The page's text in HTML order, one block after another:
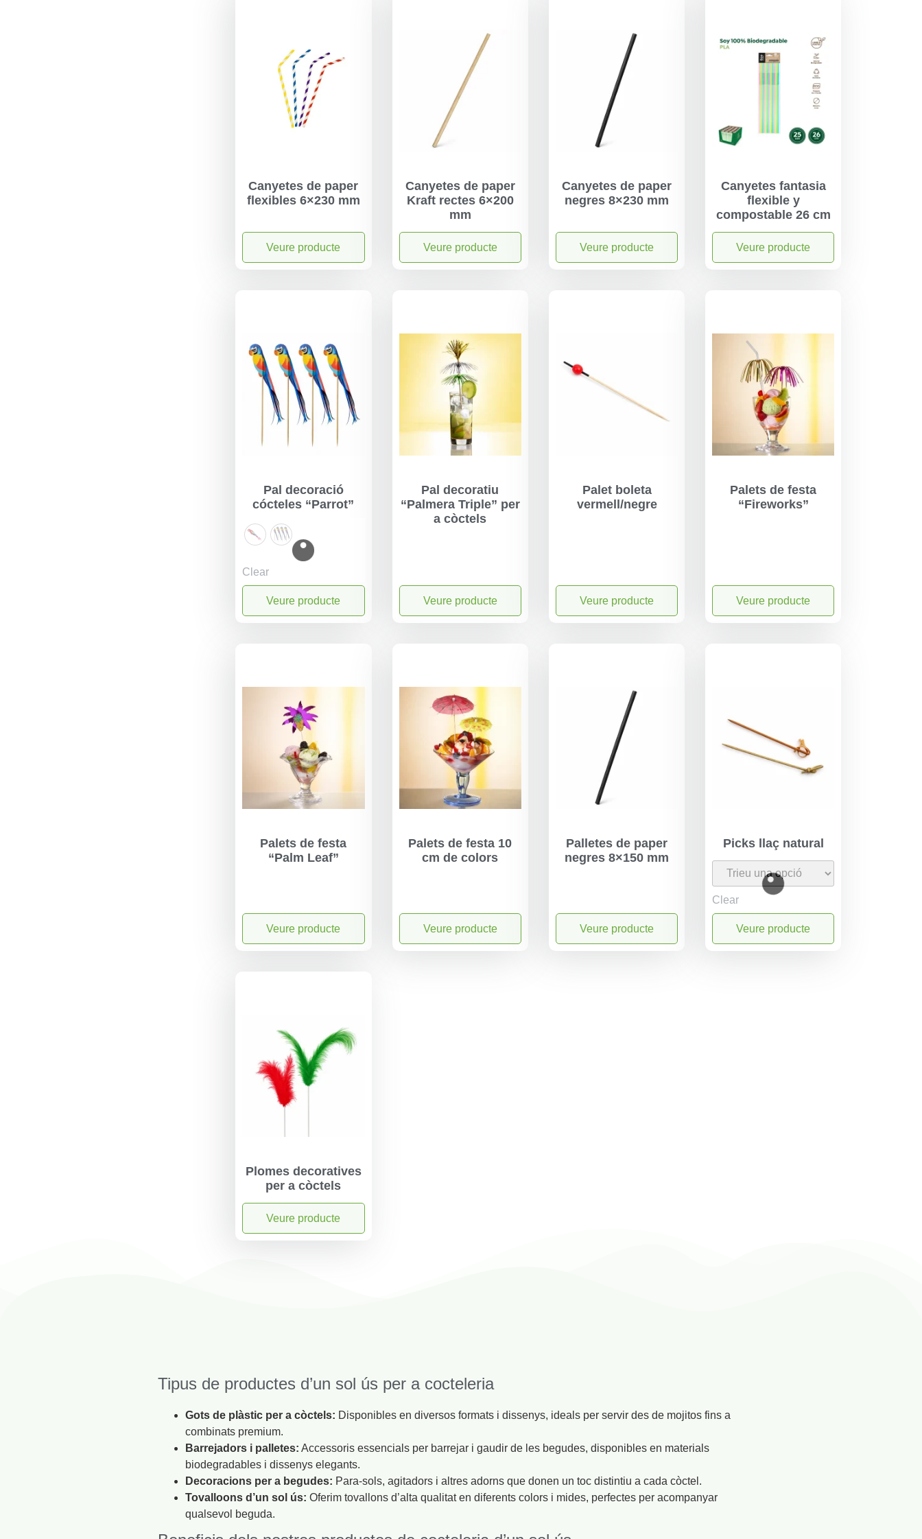
Canyetes de paper
flexibles 6×230 mm
Veure producte
Canyetes de paper
Kraft rectes 6×200
mm
Veure producte
Canyetes de paper
negres 8×230 mm
Veure producte
Canyetes fantasia
flexible y
compostable 26 cm
Veure producte
Pal decoració
cócteles “Parrot”
Clear
Veure producte
Pal decoratiu
“Palmera Triple” per
a còctels
Veure producte
Palet boleta
vermell/negre
Veure producte
Palets de festa
“Fireworks”
Veure producte
Palets de festa
“Palm Leaf”
Veure producte
Palets de festa 10
cm de colors
Veure producte
Palletes de paper
negres 8×150 mm
Veure producte
Picks llaç natural
Clear
Veure producte
Plomes decoratives
per a còctels
Veure producte
Tipus de productes d’un sol ús per a cocteleria
Gots de plàstic per a còctels: Disponibles en diversos formats i dissenys, ideals per servir des de mojitos fins a
combinats premium.
Barrejadors i palletes: Accessoris essencials per barrejar i gaudir de les begudes, disponibles en materials
biodegradables i dissenys elegants.
Decoracions per a begudes: Para-sols, agitadors i altres adorns que donen un toc distintiu a cada còctel.
Tovalloons d’un sol ús: Oferim tovallons d’alta qualitat en diferents colors i mides, perfectes per acompanyar
qualsevol beguda.